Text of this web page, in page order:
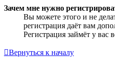
Зачем мне нужно
Вы можете этого и не
регистрация даёт вам
Регистрация займёт у вас
Вернуться к началу